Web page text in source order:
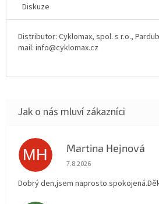
Diskuze
Distributor: Cyklomax, spol. s r.o.,
mail: info@cyklomax.cz
MH Martina Hejnová
Hodnocení obchodu je 5 z
7.8.2026
Dobrý den,jsem naprosto